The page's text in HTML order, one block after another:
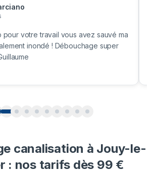
votre travail vous avez sauvé ma
inondé ! Débouchage super
canalisation à Jouy-le-
: nos tarifs dès 99 €